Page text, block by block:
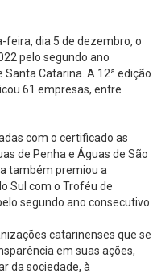
feira, dia 5 de dezembro, o
pelo segundo ano
Catarina. A 12ª edição
61 empresas, entre
com o certificado as
de Penha e Águas de São
também premiou a
Sul com o Troféu de
segundo ano consecutivo.
catarinenses que se
em suas ações,
da sociedade, à